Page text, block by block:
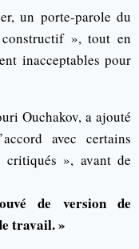
un porte-parole du
», tout en
inacceptables pour
Ouchakov, a ajouté
avec certains
», avant de
de version de
travail. »